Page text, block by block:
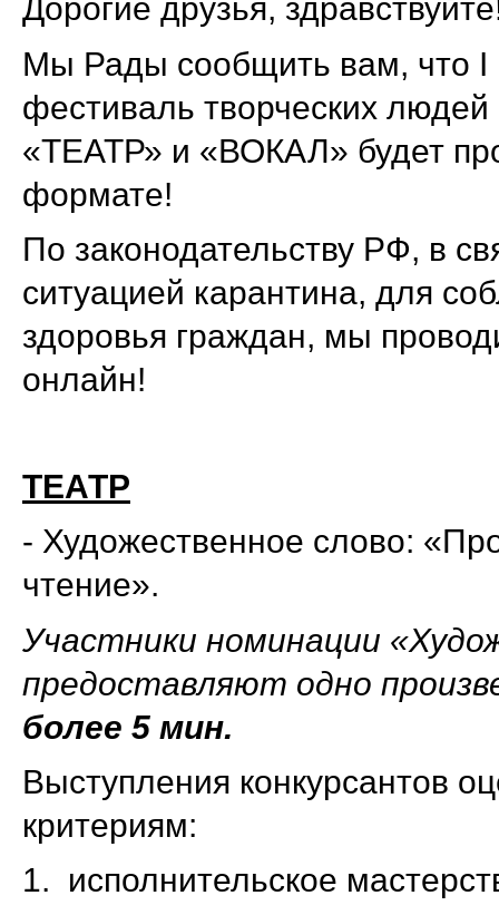
Дорогие друзья,
Мы Рады сообщить вам, что I
фестиваль творческих
«ТЕАТР» и «ВОКАЛ» будет
формате!
По законодательству РФ, в
ситуацией карантина, для
здоровья граждан, мы
онлайн!
ТЕАТР
- Художественное слово:
чтение».
Участники номинации
предоставляют одно
более 5 мин.
Выступления конкурсантов
критериям:
1. исполнительское